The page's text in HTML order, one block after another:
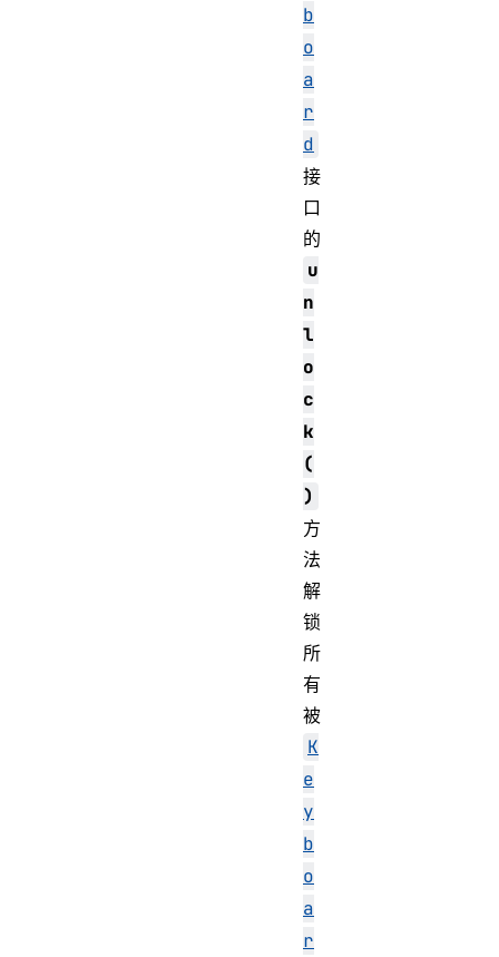
b
o
a
r
d
接
口
的
u
n
l
o
c
k
(
)
方
法
解
锁
所
有
被
K
e
y
b
o
a
r